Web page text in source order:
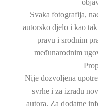
Svaka fotografija,
autorsko djelo i kao
pravu i srodnim
međunarodnim
Nije dozvoljena
svrhe i za izradu
autora. Za dodatne